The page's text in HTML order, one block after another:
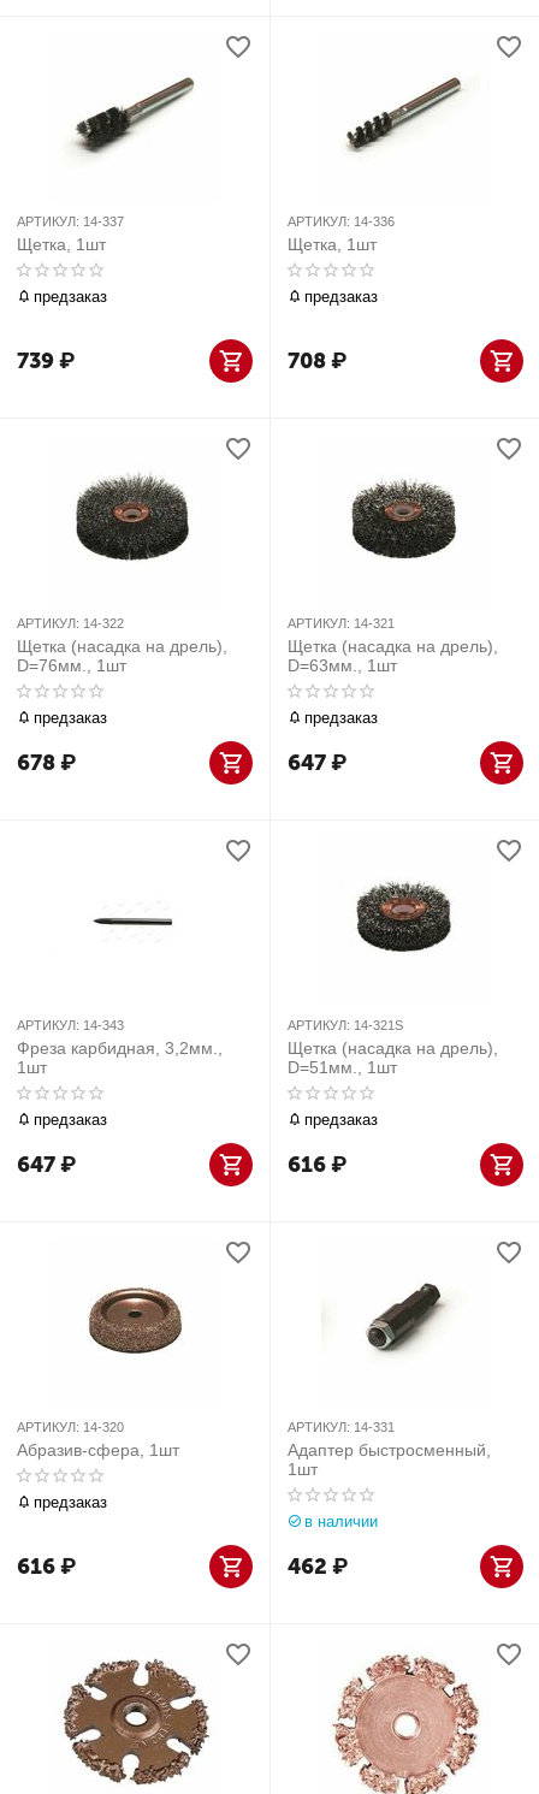
АРТИКУЛ: 14-337
Щетка, 1шт
предзаказ
739₽
АРТИКУЛ: 14-336
Щетка, 1шт
предзаказ
708₽
АРТИКУЛ: 14-322
Щетка (насадка на дрель),
D=76мм., 1шт
предзаказ
678₽
АРТИКУЛ: 14-321
Щетка (насадка на дрель),
D=63мм., 1шт
предзаказ
647₽
АРТИКУЛ: 14-343
Фреза карбидная, 3,2мм.,
1шт
предзаказ
647₽
АРТИКУЛ: 14-321S
Щетка (насадка на дрель),
D=51мм., 1шт
предзаказ
616₽
АРТИКУЛ: 14-320
Абразив-сфера, 1шт
предзаказ
616₽
АРТИКУЛ: 14-331
Адаптер быстросменный,
1шт
в наличии
462 ₽